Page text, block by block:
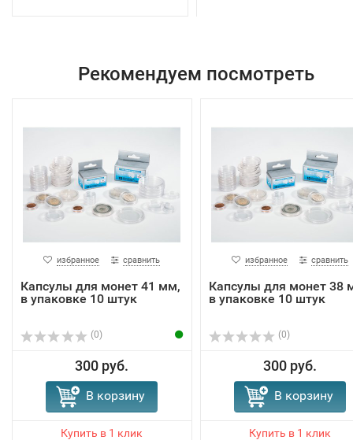
Рекомендуем посмотреть
избранное сравнить
Капсулы для монет 41 мм,
в упаковке 10 штук
(0)
300 руб.
В корзину
избранное сравнить
Капсулы для монет 38
в упаковке 10 штук
(0)
300 руб.
В корзину